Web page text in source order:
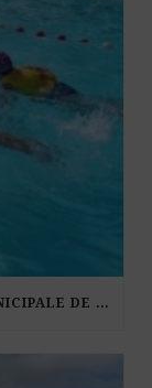
LES ÉLÈVES DE CM1 À LA PISCINE MUNICIPALE DE KERDURAND